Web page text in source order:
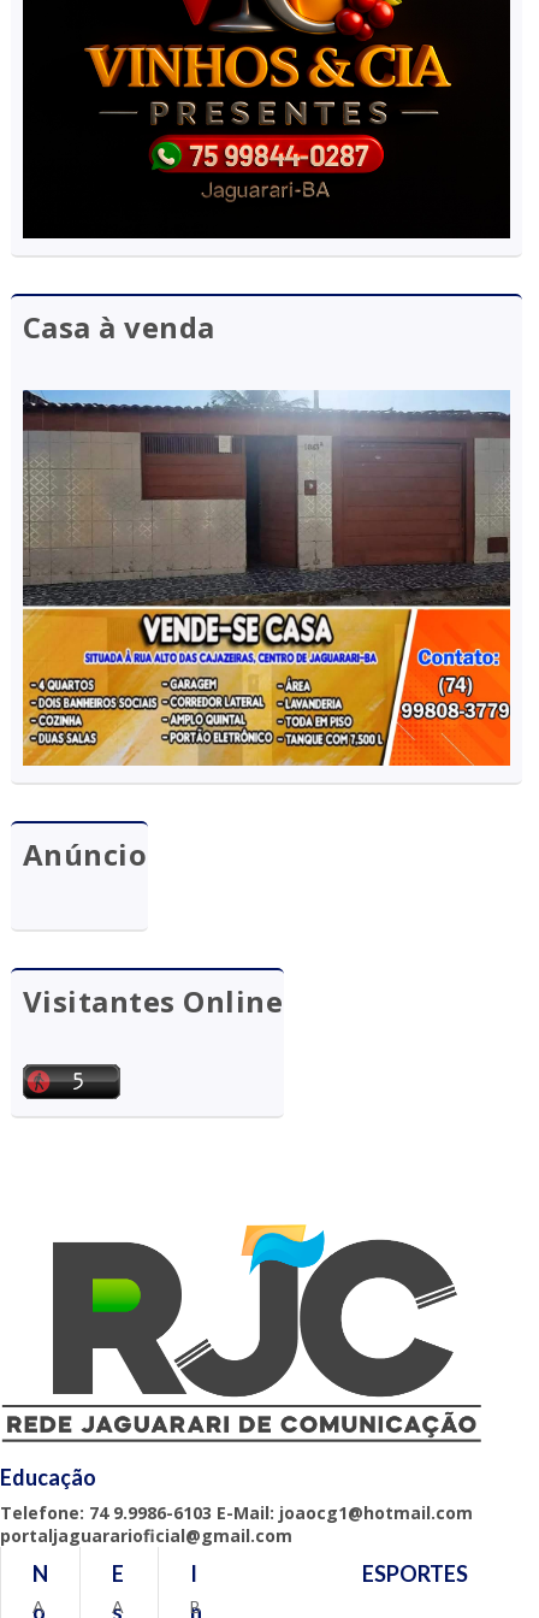
Casa à venda
Anúncio
Visitantes Online
Educação
Telefone: 74 9.9986-6103 E-Mail: joaocg1@hotmail.com
portaljaguararioficial@gmail.com
N
o
A
E
s
A
I
n
B
ESPORTES